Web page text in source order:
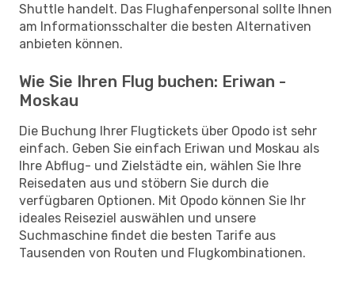
Shuttle handelt. Das Flughafenpersonal sollte Ihnen
am Informationsschalter die besten Alternativen
anbieten können.
Wie Sie Ihren Flug buchen: Eriwan -
Moskau
Die Buchung Ihrer Flugtickets über Opodo ist sehr
einfach. Geben Sie einfach Eriwan und Moskau als
Ihre Abflug- und Zielstädte ein, wählen Sie Ihre
Reisedaten aus und stöbern Sie durch die
verfügbaren Optionen. Mit Opodo können Sie Ihr
ideales Reiseziel auswählen und unsere
Suchmaschine findet die besten Tarife aus
Tausenden von Routen und Flugkombinationen.